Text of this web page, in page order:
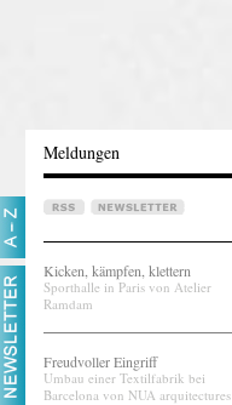
Meldungen
Kicken, kämpfen, klettern
Sporthalle in Paris von Atelier
Ramdam
Freudvoller Eingriff
Umbau einer Textilfabrik bei
Barcelona von NUA arquitectures